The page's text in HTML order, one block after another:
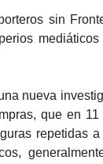
sin
nueva
que en
repetidas